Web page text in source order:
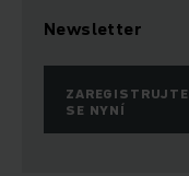
Newsletter
ZAREGISTRUJTE
SE NYNÍ